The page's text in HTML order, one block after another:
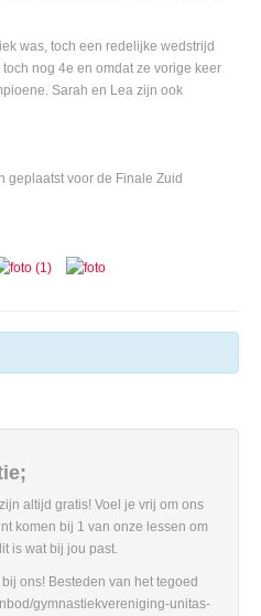
was, toch een redelijke wedstrijd
nog 4e en omdat ze vorige keer
Sarah en Lea zijn ook
geplaatst voor de Finale Zuid
altijd gratis! Voel je vrij om ons
komen bij 1 van onze lessen om
is wat bij jou past.
ons! Besteden van het tegoed
gymnastiekvereniging-unitas-